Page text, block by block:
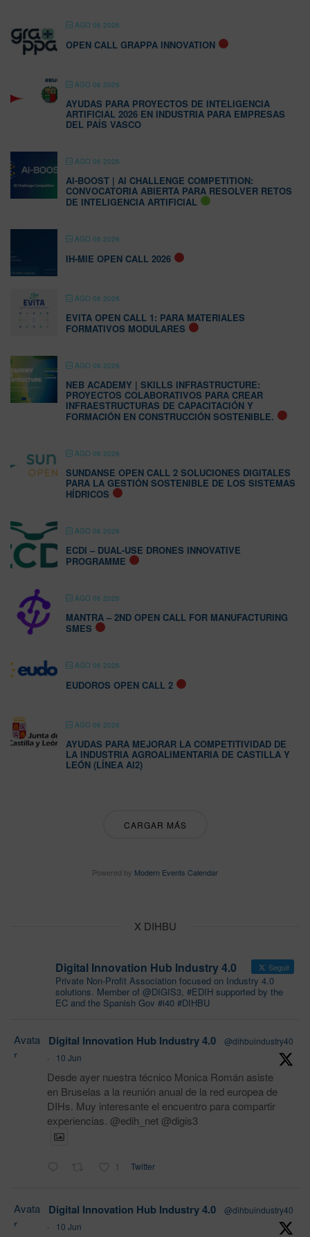
AGO 06 2026
OPEN CALL GRAPPA INNOVATION
AGO 06 2026
AYUDAS PARA PROYECTOS DE INTELIGENCIA
ARTIFICIAL 2026 EN INDUSTRIA PARA EMPRESAS
DEL PAÍS VASCO
AGO 06 2026
AI-BOOST | AI CHALLENGE COMPETITION:
CONVOCATORIA ABIERTA PARA RESOLVER RETOS
DE INTELIGENCIA ARTIFICIAL
AGO 06 2026
IH-MIE OPEN CALL 2026
AGO 06 2026
EVITA OPEN CALL 1: PARA MATERIALES
FORMATIVOS MODULARES
AGO 06 2026
NEB ACADEMY | SKILLS INFRASTRUCTURE:
PROYECTOS COLABORATIVOS PARA CREAR
INFRAESTRUCTURAS DE CAPACITACIÓN Y
FORMACIÓN EN CONSTRUCCIÓN SOSTENIBLE.
AGO 06 2026
SUNDANSE OPEN CALL 2 SOLUCIONES DIGITALES
PARA LA GESTIÓN SOSTENIBLE DE LOS SISTEMAS
HÍDRICOS
AGO 06 2026
ECDI – DUAL-USE DRONES INNOVATIVE
PROGRAMME
AGO 06 2026
MANTRA – 2ND OPEN CALL FOR MANUFACTURING
SMES
AGO 06 2026
EUDOROS OPEN CALL 2
AGO 06 2026
AYUDAS PARA MEJORAR LA COMPETITIVIDAD DE
LA INDUSTRIA AGROALIMENTARIA DE CASTILLA Y
LEÓN (LÍNEA AI2)
CARGAR MÁS
Powered by Modern Events Calendar
X DIHBU
Digital Innovation Hub Industry 4.0 Seguir
Private Non-Profit Association focused on Industry 4.0
solutions. Member of @DIGIS3, #EDIH supported by the
EC and the Spanish Gov #i40 #DIHBU
Avata
r
Digital Innovation Hub Industry 4.0
@dihbuindustry40
·
10 Jun
Desde ayer nuestra técnico Monica Román asiste
en Bruselas a la reunión anual de la red europea de
DIHs. Muy interesante el encuentro para compartir
experiencias. @edih_net @digis3
1 Twitter
Avata
r
Digital Innovation Hub Industry 4.0
@dihbuindustry40
·
10 Jun